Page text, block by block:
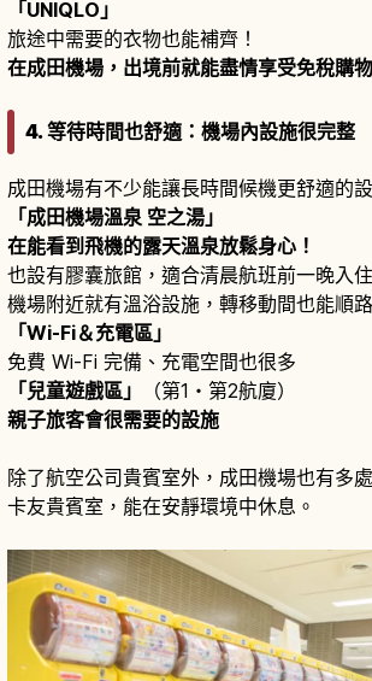
「UNIQLO」
旅途中需要的衣物也能補齊！
在成田機場，出境前就能盡情享受免稅購物
4. 等待時間也舒適：機場內設施很完整
成田機場有不少能讓長時間候機更舒適的
「成田機場溫泉 空之湯」
在能看到飛機的露天溫泉放鬆身心！
也設有膠囊旅館，適合清晨航班前一晚入住
機場附近就有溫浴設施，轉移動間也能順
「Wi-Fi＆充電區」
免費 Wi-Fi 完備、充電空間也很多
「兒童遊戲區」
（第1・第2航廈）
親子旅客會很需要的設施
除了航空公司貴賓室外，成田機場也有多
卡友貴賓室，能在安靜環境中休息。